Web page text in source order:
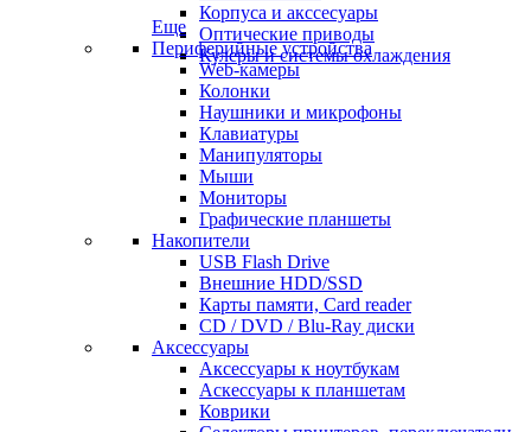
Корпуса и акссесуары
Оптические приводы
Кулеры и системы охлаждения
Еще
Периферийные устройства
Web-камеры
Колонки
Наушники и микрофоны
Клавиатуры
Манипуляторы
Мыши
Мониторы
Графические планшеты
Накопители
USB Flash Drive
Внешние HDD/SSD
Карты памяти, Card reader
CD / DVD / Blu-Ray диски
Аксессуары
Аксессуары к ноутбукам
Аскессуары к планшетам
Коврики